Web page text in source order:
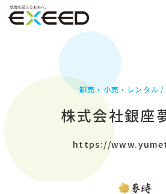
卸売・小売・レンタル
株式会社銀座
https://